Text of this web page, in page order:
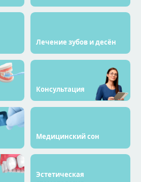
Лечение зубов и десён
Консультация
Медицинский сон
Эстетическая